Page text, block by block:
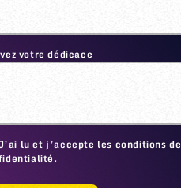
votre dédicace
lu et j’accepte les conditions de